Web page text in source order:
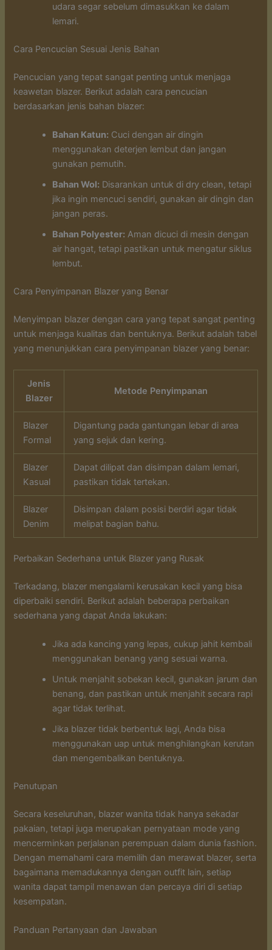
udara segar sebelum dimasukkan ke dalam
lemari.
Cara Pencucian Sesuai Jenis Bahan
Pencucian yang tepat sangat penting untuk menjaga
keawetan blazer. Berikut adalah cara pencucian
berdasarkan jenis bahan blazer:
Bahan Katun: Cuci dengan air dingin
menggunakan deterjen lembut dan jangan
gunakan pemutih.
Bahan Wol: Disarankan untuk di dry clean, tetapi
jika ingin mencuci sendiri, gunakan air dingin dan
jangan peras.
Bahan Polyester: Aman dicuci di mesin dengan
air hangat, tetapi pastikan untuk mengatur siklus
lembut.
Cara Penyimpanan Blazer yang Benar
Menyimpan blazer dengan cara yang tepat sangat penting
untuk menjaga kualitas dan bentuknya. Berikut adalah tabel
yang menunjukkan cara penyimpanan blazer yang benar:
Jenis
Blazer
Metode Penyimpanan
Blazer
Formal
Digantung pada gantungan lebar di area
yang sejuk dan kering.
Blazer
Kasual
Dapat dilipat dan disimpan dalam lemari,
pastikan tidak tertekan.
Blazer
Denim
Disimpan dalam posisi berdiri agar tidak
melipat bagian bahu.
Perbaikan Sederhana untuk Blazer yang Rusak
Terkadang, blazer mengalami kerusakan kecil yang bisa
diperbaiki sendiri. Berikut adalah beberapa perbaikan
sederhana yang dapat Anda lakukan:
Jika ada kancing yang lepas, cukup jahit kembali
menggunakan benang yang sesuai warna.
Untuk menjahit sobekan kecil, gunakan jarum dan
benang, dan pastikan untuk menjahit secara rapi
agar tidak terlihat.
Jika blazer tidak berbentuk lagi, Anda bisa
menggunakan uap untuk menghilangkan kerutan
dan mengembalikan bentuknya.
Penutupan
Secara keseluruhan, blazer wanita tidak hanya sekadar
pakaian, tetapi juga merupakan pernyataan mode yang
mencerminkan perjalanan perempuan dalam dunia fashion.
Dengan memahami cara memilih dan merawat blazer, serta
bagaimana memadukannya dengan outfit lain, setiap
wanita dapat tampil menawan dan percaya diri di setiap
kesempatan.
Panduan Pertanyaan dan Jawaban